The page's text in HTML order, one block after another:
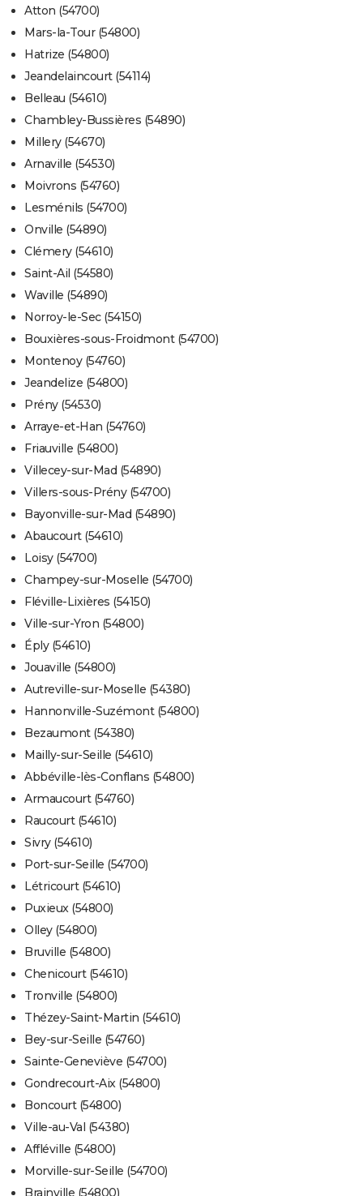
Atton (54700)
Mars-la-Tour (54800)
Hatrize (54800)
Jeandelaincourt (54114)
Belleau (54610)
Chambley-Bussières (54890)
Millery (54670)
Arnaville (54530)
Moivrons (54760)
Lesménils (54700)
Onville (54890)
Clémery (54610)
Saint-Ail (54580)
Waville (54890)
Norroy-le-Sec (54150)
Bouxières-sous-Froidmont (54700)
Montenoy (54760)
Jeandelize (54800)
Prény (54530)
Arraye-et-Han (54760)
Friauville (54800)
Villecey-sur-Mad (54890)
Villers-sous-Prény (54700)
Bayonville-sur-Mad (54890)
Abaucourt (54610)
Loisy (54700)
Champey-sur-Moselle (54700)
Fléville-Lixières (54150)
Ville-sur-Yron (54800)
Éply (54610)
Jouaville (54800)
Autreville-sur-Moselle (54380)
Hannonville-Suzémont (54800)
Bezaumont (54380)
Mailly-sur-Seille (54610)
Abbéville-lès-Conflans (54800)
Armaucourt (54760)
Raucourt (54610)
Sivry (54610)
Port-sur-Seille (54700)
Létricourt (54610)
Puxieux (54800)
Olley (54800)
Bruville (54800)
Chenicourt (54610)
Tronville (54800)
Thézey-Saint-Martin (54610)
Bey-sur-Seille (54760)
Sainte-Geneviève (54700)
Gondrecourt-Aix (54800)
Boncourt (54800)
Ville-au-Val (54380)
Affléville (54800)
Morville-sur-Seille (54700)
Brainville (54800)